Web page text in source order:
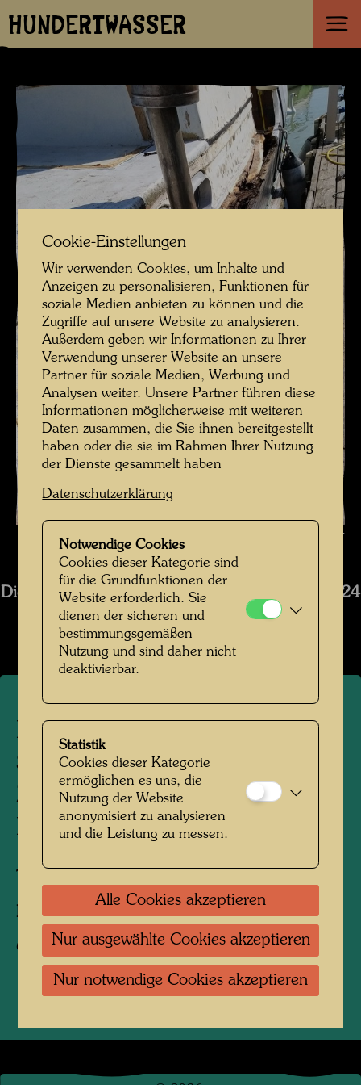
HUNDERTWASSER
Die Restaurierung des Schiffs Regentag - Der Zustand des Holzes vor
Restaurierung , Fotograf: Tobias Van Kooij © Hundertwasser Archiv
Die Restaurierung des Schiffs Regentag 2019-2024
Bildergalerie öffnen
Die Restaurierung des
Schiffs Regentag - Der
Zustand des Holzes vor
Restaurierung
Tulln, 2019
Fotograf:Tobias Van Kooij
Copyright:Hundertwasser Archiv
Cookie-Einstellungen
Wir verwenden Cookies, um Inhalte und
Anzeigen zu personalisieren, Funktionen für
soziale Medien anbieten zu können und die
Zugriffe auf unsere Website zu analysieren.
Außerdem geben wir Informationen zu Ihrer
Verwendung unserer Website an unsere
Partner für soziale Medien, Werbung und
Analysen weiter. Unsere Partner führen diese
Informationen möglicherweise mit weiteren
Daten zusammen, die Sie ihnen bereitgestellt
haben oder die sie im Rahmen Ihrer Nutzung
der Dienste gesammelt haben
Datenschutzerklärung
Notwendige Cookies
Cookies dieser Kategorie sind
für die Grundfunktionen der
Website erforderlich. Sie
dienen der sicheren und
bestimmungsgemäßen
Nutzung und sind daher nicht
deaktivierbar.
Statistik
Cookies dieser Kategorie
ermöglichen es uns, die
Nutzung der Website
anonymisiert zu analysieren
und die Leistung zu messen.
Alle Cookies akzeptieren
Nur ausgewählte Cookies akzeptieren
Nur notwendige Cookies akzeptieren